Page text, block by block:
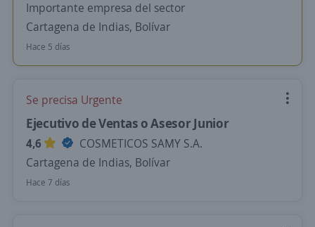
Importante empresa del sector
Cartagena de Indias, Bolívar
Hace 5 días
Se precisa Urgente
Ejecutivo de Ventas o Asesor Junior
4,6
COSMETICOS SAMY S.A.
Cartagena de Indias, Bolívar
Hace 7 días